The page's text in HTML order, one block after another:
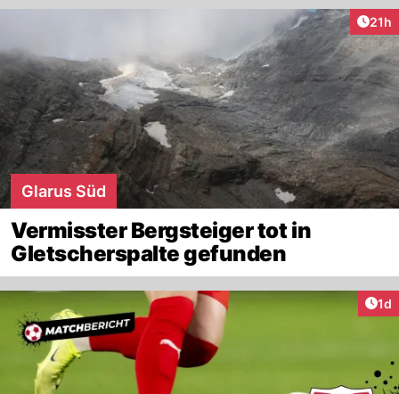
21h
Glarus Süd
Vermisster Bergsteiger tot in
Gletscherspalte gefunden
1d